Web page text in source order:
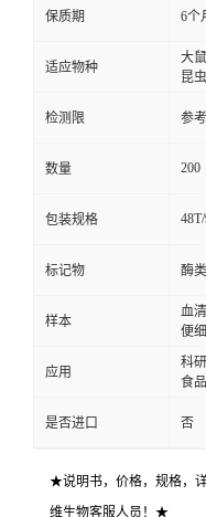
保质期 6个
适应物种
大
昆
检测限 参
数量 200
包装规格
标记物 酶
样本
血
便
应用
科
食
是否进口 否
★说明书，价格，规格，
维生物客服人员！★